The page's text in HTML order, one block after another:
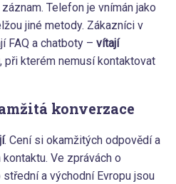
Telefon je vnímán jako
jiné metody. Zákazníci v
FAQ a chatboty – vítají
, při kterém nemusí kontaktovat
konverzace
. Cení si okamžitých odpovědí a
Ve zprávách o
a východní Evropu jsou